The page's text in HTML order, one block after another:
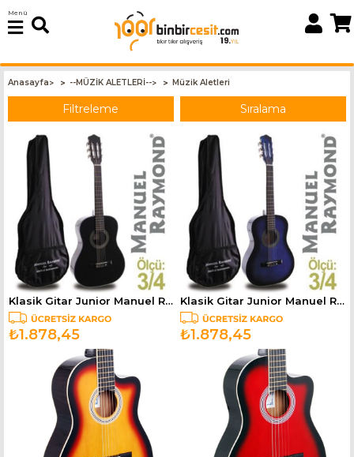
Menü
Anasayfa> --MÜZİK ALETLERİ--> Müzik Aletleri
Filtreleme Sıralama
Klasik Gitar Junior Manuel Raymond MRC87BK (KILIF HEDİYE)
₺1.878,45
Klasik Gitar Junior Manuel Raymond MRC87BLS (KILIF HEDİYE)
₺1.878,45